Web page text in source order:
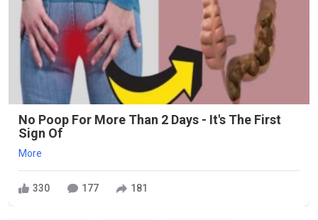
No Poop For More Than 2 Days - It's The First
Sign Of
More
330 177 181